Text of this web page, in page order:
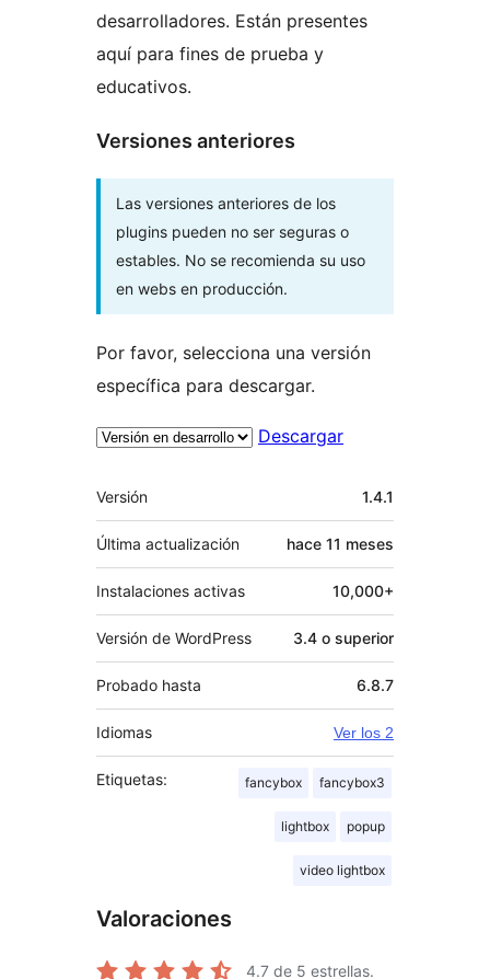
desarrolladores. Están presentes
aquí para fines de prueba y
educativos.
Versiones anteriores
Las versiones anteriores de los
plugins pueden no ser seguras o
estables. No se recomienda su uso
en webs en producción.
Por favor, selecciona una versión
específica para descargar.
Descargar
Meta
Versión 1.4.1
Última actualización hace 11 meses
Instalaciones activas 10,000+
Versión de WordPress 3.4 o superior
Probado hasta 6.8.7
Idiomas Ver los 2
Etiquetas: fancybox fancybox3
lightbox popup
video lightbox
Valoraciones
4.7 de 5 estrellas.